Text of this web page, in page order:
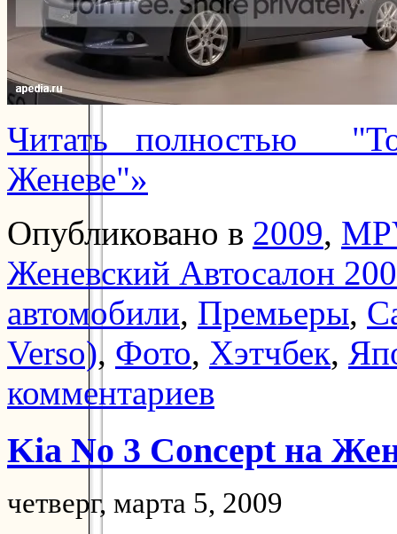
Читать полностью
Женеве"»
Опубликовано в 2009,
Женевский Автосалон
автомобили, Премьеры,
Verso), Фото, Хэтчбек,
комментариев
Kia No 3 Concept на
четверг, марта 5, 2009